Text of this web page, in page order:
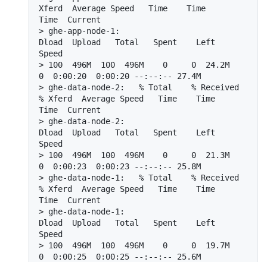
Xferd  Average Speed   Time    Time
Time  Current
> ghe-app-node-1:
Dload  Upload   Total   Spent    Left
Speed
> 100  496M  100  496M    0     0  24.2M
0  0:00:20  0:00:20 --:--:-- 27.4M
> ghe-data-node-2:   % Total    % Received
% Xferd  Average Speed   Time    Time
Time  Current
> ghe-data-node-2:
Dload  Upload   Total   Spent    Left
Speed
> 100  496M  100  496M    0     0  21.3M
0  0:00:23  0:00:23 --:--:-- 25.8M
> ghe-data-node-1:   % Total    % Received
% Xferd  Average Speed   Time    Time
Time  Current
> ghe-data-node-1:
Dload  Upload   Total   Spent    Left
Speed
> 100  496M  100  496M    0     0  19.7M
0  0:00:25  0:00:25 --:--:-- 25.6M